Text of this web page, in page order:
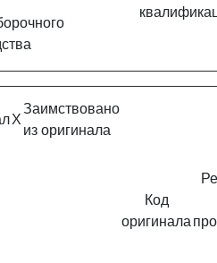
X
Заимствовано
из оригинала
Код
оригинала